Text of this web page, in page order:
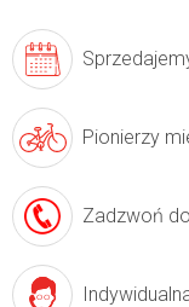
Pionierzy
Zadzwoń